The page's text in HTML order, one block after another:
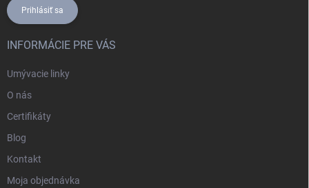
Prihlásiť sa
INFORMÁCIE PRE VÁS
Umývacie linky
O nás
Certifikáty
Blog
Kontakt
Moja objednávka